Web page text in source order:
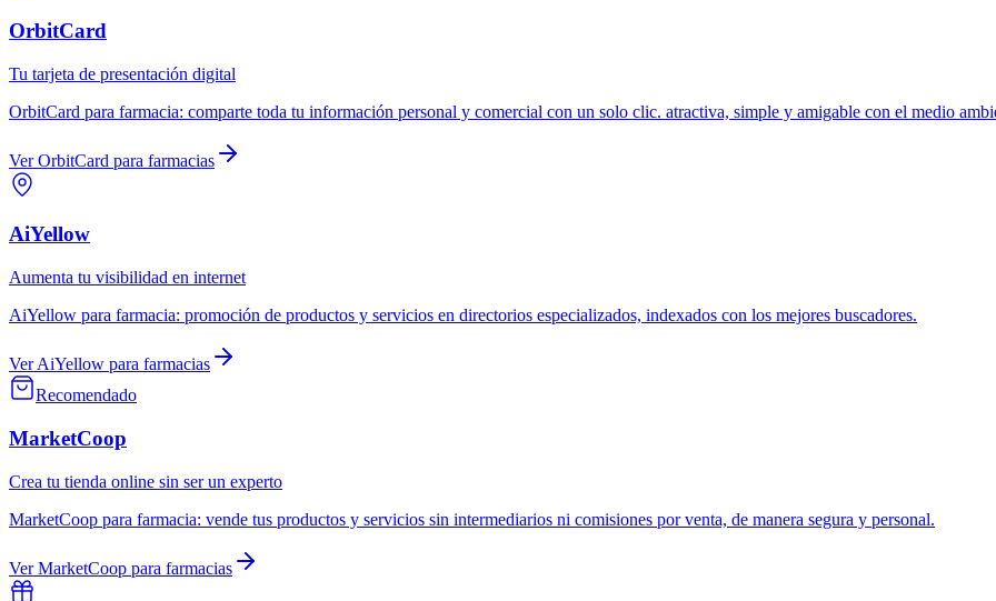
OrbitCard
Tu tarjeta de presentación digital
OrbitCard para farmacia: comparte toda tu información personal y comercial con un solo clic. atractiva, simple y amigable con el medio
VerOrbitCard para farmacias
AiYellow
Aumenta tu visibilidad en internet
AiYellow para farmacia: promoción de productos y servicios en directorios especializados, indexados con los mejores buscadores.
VerAiYellow para farmacias
Recomendado
MarketCoop
Crea tu tienda online sin ser un experto
MarketCoop para farmacia: vende tus productos y servicios sin intermediarios ni comisiones por venta, de manera segura y personal.
VerMarketCoop para farmacias